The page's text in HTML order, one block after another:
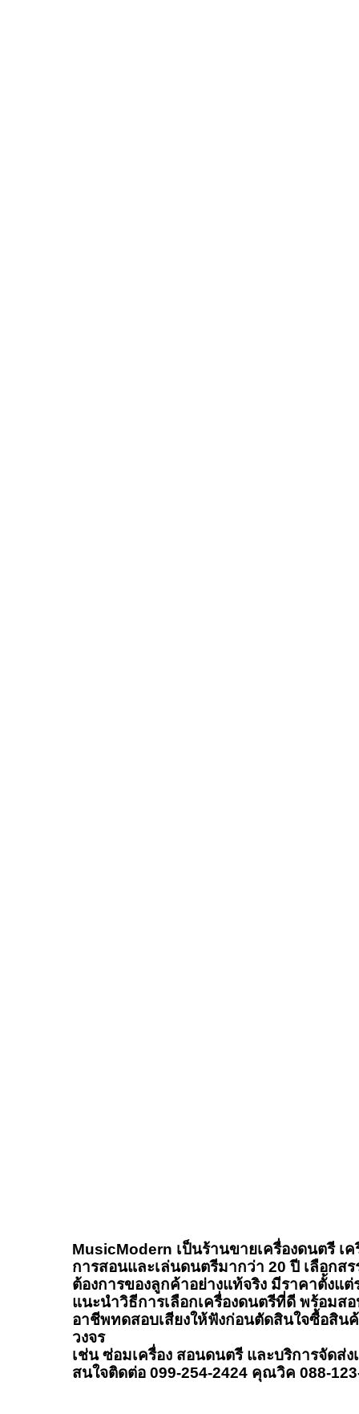
MusicModern เป็นร้านขายเครื่องดนตรี เ
การสอนและเล่นดนตรีมากว่า 20 ปี เลือก
ต้องการของลูกค้าอย่างแท้จริง มีราคาตั้งแ
แนะนำวิธีการเลือกเครื่องดนตรีที่ดี พร้อม
อาชีพทดสอบเสียงให้ฟังก่อนตัดสินใจซื้อสิ
วงจร
เช่น ซ่อมเครื่อง สอนดนตรี และบริการจัดส่
สนใจติดต่อ 099-254-2424 คุณวิค 088-